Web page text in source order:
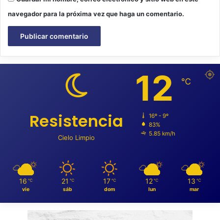
navegador para la próxima vez que haga un comentario.
Resistencia
Cielo Limpio
12 ℃
16º - 9º
83%
5.85 km/h
16 ℃
vie
21 ℃
sáb
17 ℃
dom
12 ℃
lun
13 ℃
mar